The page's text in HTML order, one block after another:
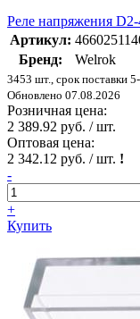
Реле напряжения
Артикул:
Бренд:
Welrok
3453 шт., срок поставки
Обновлено 07.08.2026
Розничная цена:
2 389.92 руб. / шт.
Оптовая цена:
2 342.12 руб. / шт. !
-
+
Купить